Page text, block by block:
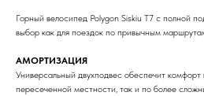
Горный велосипед Polygon Siskiu T7 с полной
выбор как для поездок по привычным
АМОРТИЗАЦИЯ
Универсальный двухподвес обеспечит
пересеченной местности, так и по более